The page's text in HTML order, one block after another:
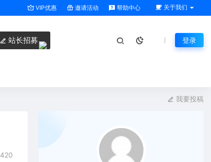
VIP优惠 邀请活动 帮助中心 关于我们
站长招募 登录
我要投稿
420